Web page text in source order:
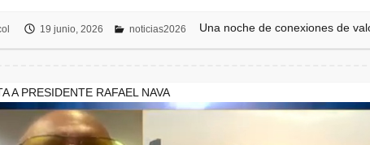
19 junio, 2026 noticias2026 Una noche de conexiones de
A PRESIDENTE RAFAEL NAVA